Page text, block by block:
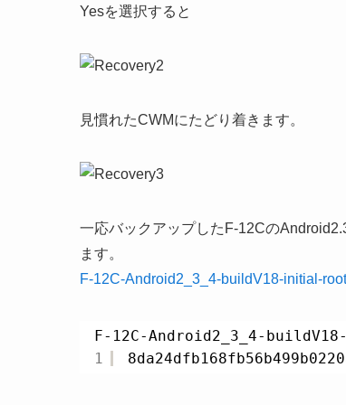
Yesを選択すると
見慣れたCWMにたどり着きます。
一応バックアップしたF-12Cの
ます。
F-12C-Android2_3_4-buildV18-initial-
F-12C-Android2_3_4-
1